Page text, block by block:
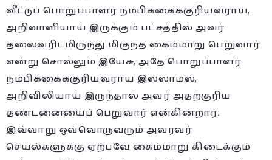
வீட்டுப் பொறுப்பாளர் நம்பிக்கைக்குரியவராய்,
அறிவாளியாய் இருக்கும் பட்சத்தில் அவர்
தலைவரிடமிருந்து மிகுந்த கைம்மாறு பெறுவார்
என்று சொல்லும் இயேசு, அதே பொறுப்பாளர்
நம்பிக்கைக்குரியவராய் இல்லாமல்,
அறிவிலியாய் இருந்தால் அவர் அதற்குரிய
தண்டனையைப் பெறுவார் என்கின்றார்.
இவ்வாறு ஒவ்வொருவரும் அவரவர்
செயல்களுக்கு ஏற்பவே கைம்மாறு கிடைக்கும்